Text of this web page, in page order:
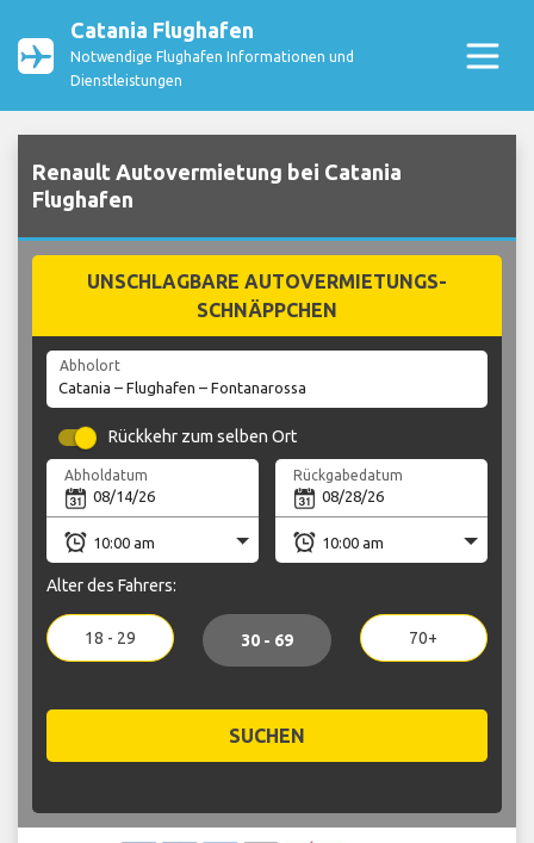
Catania Flughafen
Notwendige Flughafen Informationen und
Dienstleistungen
Renault Autovermietung bei Catania
Flughafen
UNSCHLAGBARE AUTOVERMIETUNGS-
SCHNÄPPCHEN
Abholort
Rückkehr zum selben Ort
Abholdatum Rückgabedatum
Alter des Fahrers:
18 - 29 30 - 69 70+
SUCHEN